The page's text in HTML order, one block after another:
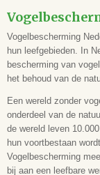
Vogelbescherming
hun leefgebieden. In
bescherming van
het behoud van de
Een wereld zonder
onderdeel van de
de wereld leven
hun voortbestaan
Vogelbescherming
bij aan een leefbare